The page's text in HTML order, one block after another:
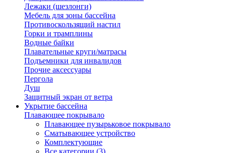
Лежаки (шезлонги)
Мебель для зоны бассейна
Противоскользящий настил
Горки и трамплины
Водные байки
Плавательные круги/матрасы
Подъемники для инвалидов
Прочие аксессуары
Пергола
Душ
Защитный экран от ветра
Укрытие бассейна
Плавающее покрывало
Плавающее пузырьковое покрывало
Сматывающее устройство
Комплектующие
Все категории (3)